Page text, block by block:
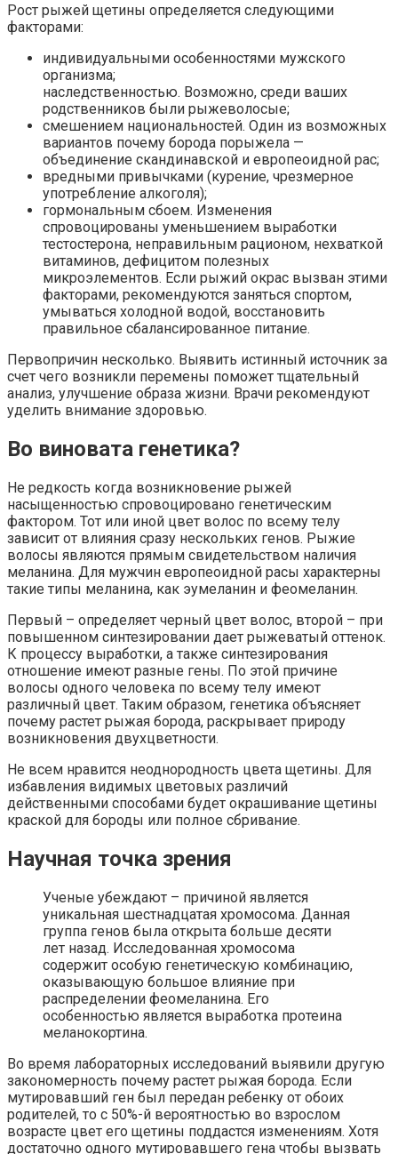
Рост рыжей щетины определяется следующими
факторами:
индивидуальными особенностями мужского
организма;
наследственностью. Возможно, среди ваших
родственников были рыжеволосые;
смешением национальностей. Один из возможных
вариантов почему борода порыжела —
объединение скандинавской и европеоидной рас;
вредными привычками (курение, чрезмерное
употребление алкоголя);
гормональным сбоем. Изменения
спровоцированы уменьшением выработки
тестостерона, неправильным рационом, нехваткой
витаминов, дефицитом полезных
микроэлементов. Если рыжий окрас вызван этими
факторами, рекомендуются заняться спортом,
умываться холодной водой, восстановить
правильное сбалансированное питание.
Первопричин несколько. Выявить истинный источник за
счет чего возникли перемены поможет тщательный
анализ, улучшение образа жизни. Врачи рекомендуют
уделить внимание здоровью.
Во виновата генетика?
Не редкость когда возникновение рыжей
насыщенностью спровоцировано генетическим
фактором. Тот или иной цвет волос по всему телу
зависит от влияния сразу нескольких генов. Рыжие
волосы являются прямым свидетельством наличия
меланина. Для мужчин европеоидной расы характерны
такие типы меланина, как эумеланин и феомеланин.
Первый – определяет черный цвет волос, второй – при
повышенном синтезировании дает рыжеватый оттенок.
К процессу выработки, а также синтезирования
отношение имеют разные гены. По этой причине
волосы одного человека по всему телу имеют
различный цвет. Таким образом, генетика объясняет
почему растет рыжая борода, раскрывает природу
возникновения двухцветности.
Не всем нравится неоднородность цвета щетины. Для
избавления видимых цветовых различий
действенными способами будет окрашивание щетины
краской для бороды или полное сбривание.
Научная точка зрения
Ученые убеждают – причиной является
уникальная шестнадцатая хромосома. Данная
группа генов была открыта больше десяти
лет назад. Исследованная хромосома
содержит особую генетическую комбинацию,
оказывающую большое влияние при
распределении феомеланина. Его
особенностью является выработка протеина
меланокортина.
Во время лабораторных исследований выявили другую
закономерность почему растет рыжая борода. Если
мутировавший ген был передан ребенку от обоих
родителей, то с 50%-й вероятностью во взрослом
возрасте цвет его щетины поддастся изменениям. Хотя
достаточно одного мутировавшего гена чтобы вызвать